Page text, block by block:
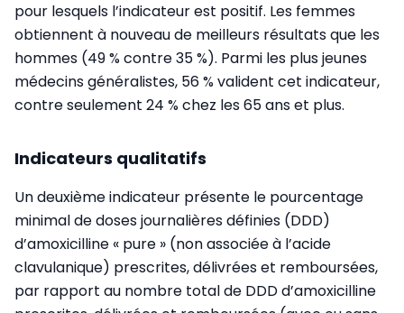
pour lesquels l’indicateur est positif. Les femmes
obtiennent à nouveau de meilleurs résultats que les
hommes (49 % contre 35 %). Parmi les plus jeunes
médecins généralistes, 56 % valident cet indicateur,
contre seulement 24 % chez les 65 ans et plus.
Indicateurs qualitatifs
Un deuxième indicateur présente le pourcentage
minimal de doses journalières définies (DDD)
d’amoxicilline « pure » (non associée à l’acide
clavulanique) prescrites, délivrées et remboursées,
par rapport au nombre total de DDD d’amoxicilline